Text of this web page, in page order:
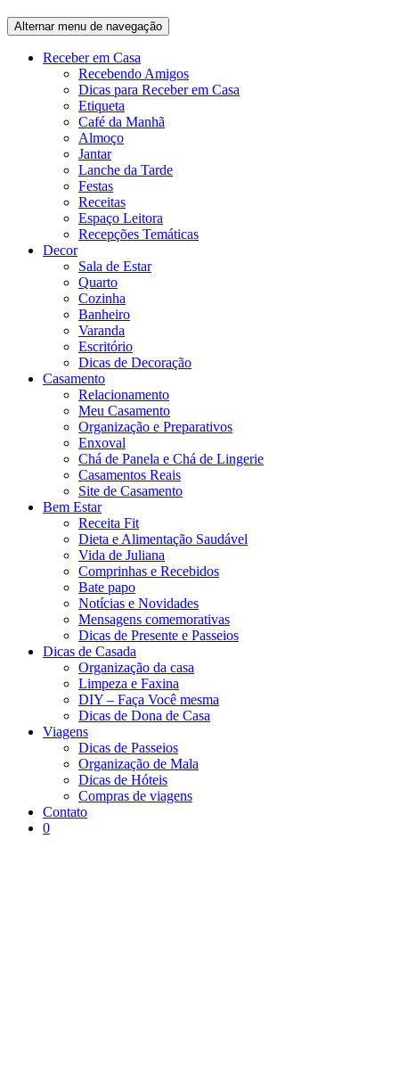
Alternar menu de navegação
Receber em Casa
Recebendo Amigos
Dicas para Receber em Casa
Etiqueta
Café da Manhã
Almoço
Jantar
Lanche da Tarde
Festas
Receitas
Espaço Leitora
Recepções Temáticas
Decor
Sala de Estar
Quarto
Cozinha
Banheiro
Varanda
Escritório
Dicas de Decoração
Casamento
Relacionamento
Meu Casamento
Organização e Preparativos
Enxoval
Chá de Panela e Chá de Lingerie
Casamentos Reais
Site de Casamento
Bem Estar
Receita Fit
Dieta e Alimentação Saudável
Vida de Juliana
Comprinhas e Recebidos
Bate papo
Notícias e Novidades
Mensagens comemorativas
Dicas de Presente e Passeios
Dicas de Casada
Organização da casa
Limpeza e Faxina
DIY – Faça Você mesma
Dicas de Dona de Casa
Viagens
Dicas de Passeios
Organização de Mala
Dicas de Hóteis
Compras de viagens
Contato
0